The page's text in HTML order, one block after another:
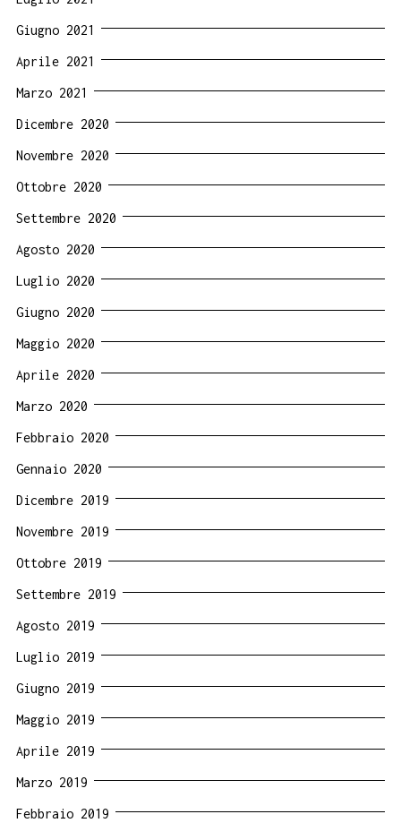
Giugno 2021
Aprile 2021
Marzo 2021
Dicembre 2020
Novembre 2020
Ottobre 2020
Settembre 2020
Agosto 2020
Luglio 2020
Giugno 2020
Maggio 2020
Aprile 2020
Marzo 2020
Febbraio 2020
Gennaio 2020
Dicembre 2019
Novembre 2019
Ottobre 2019
Settembre 2019
Agosto 2019
Luglio 2019
Giugno 2019
Maggio 2019
Aprile 2019
Marzo 2019
Febbraio 2019